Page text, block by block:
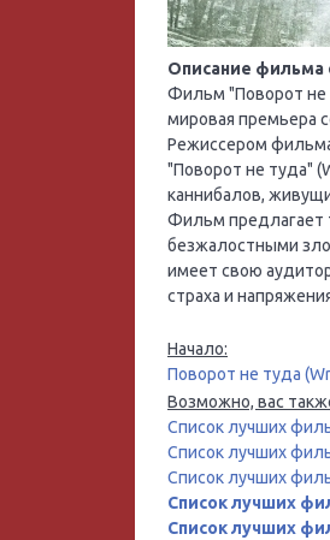
Описание фильма
Фильм "Поворот не
мировая премьера
Режиссером
"Поворот не туда"
каннибалов,
Фильм предлагает
безжалостными
имеет свою
страха и
Начало:
Поворот не туда
Возможно, вас
Список лучших
Список лучших
Список лучших
Список лучших
Список лучших